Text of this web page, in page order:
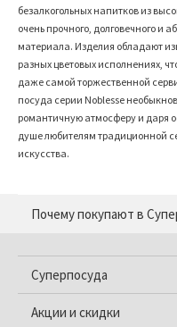
безалкогольных напитков из
очень прочного, долговечного и
материала. Изделия обладают
разных цветовых исполнениях,
даже самой торжественной
посуда серии Noblesse
романтичную атмосферу и даря
душе любителям традиционной
искусства.
Почему покупают в
Суперпосуда
Акции и скидки